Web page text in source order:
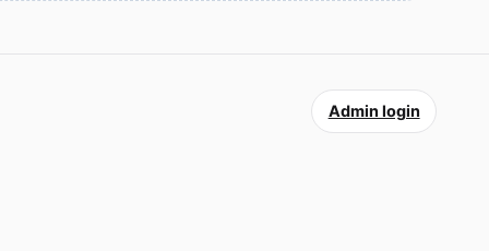
Admin login